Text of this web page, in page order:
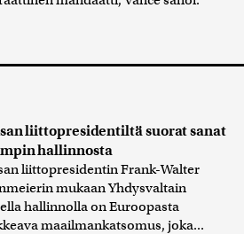
liittopresidentiltä suorat sanat
hallinnosta
liittopresidentin Frank-Walter
mukaan Yhdysvaltain
hallinnolla on Euroopasta
maailmankatsomus, joka...